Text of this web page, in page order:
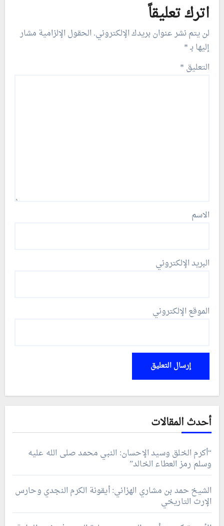
اترك تعليقاً
لن يتم نشر عنوان بريدك الإلكتروني. الحقول الإلزامية مشار
إليها بـ*
التعليق *
الاسم
البريد الإلكتروني
الموقع الإلكتروني
أحدث المقالات
“أكرم الخلق وسيد الإحسان: النبي محمد صلى الله عليه
وسلم رمز العطاء الخالد”
الشيخ حمد بن مشاري الهزاني: أيقونة الكرم النجدي وحارس
الإرث التاريخي